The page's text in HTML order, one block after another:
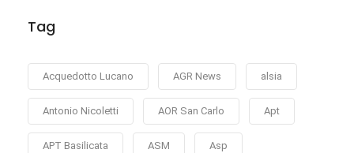
Tag
Acquedotto Lucano AGR News alsia
Antonio Nicoletti AOR San Carlo Apt
APT Basilicata ASM Asp